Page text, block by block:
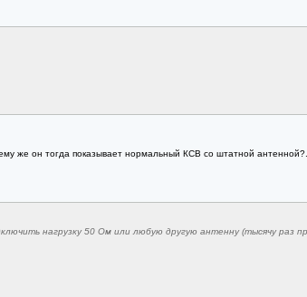
же он тогда показывает нормальный КСВ со штатной антенной?..
нагрузку 50 Ом или любую другую антенну (тысячу раз